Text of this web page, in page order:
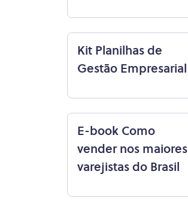
Kit Planilhas de
Gestão Empresarial
E-book Como
vender nos maiores
varejistas do Brasil